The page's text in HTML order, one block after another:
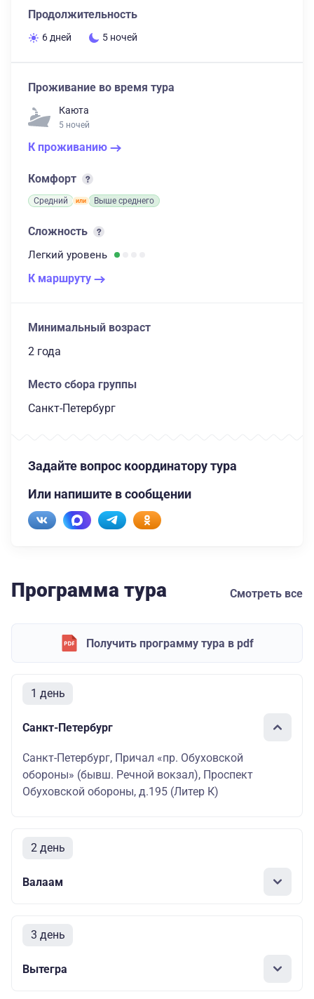
Продолжительность
6 дней 5 ночей
Проживание во время тура
Каюта
5 ночей
К проживанию
Комфорт
Средний Выше среднего
Сложность
Легкий уровень
К маршруту
Минимальный возраст
2 года
Место сбора группы
Санкт-Петербург
Задайте вопрос координатору тура
Или напишите в сообщении
Программа тура Смотреть все
Получить программу тура в pdf
1 день
Санкт-Петербург
Санкт-Петербург, Причал «пр. Обуховской
обороны» (бывш. Речной вокзал), Проспект
Обуховской обороны, д.195 (Литер К)
2 день
Валаам
3 день
Вытегра